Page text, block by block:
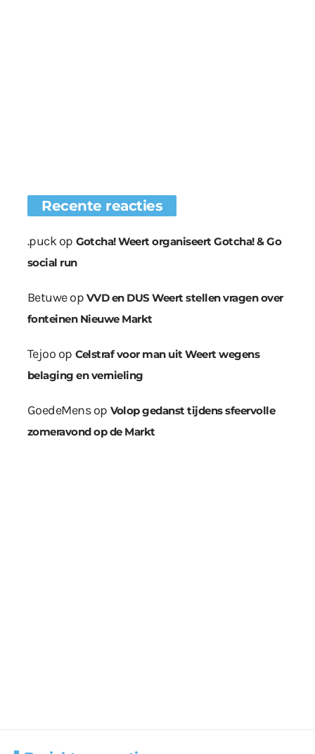
Recente reacties
.puckop Gotcha! Weert organiseert Gotcha! & Go
social run
Betuweop VVD en DUS Weert stellen vragen over
fonteinen Nieuwe Markt
Tejoo op Celstraf voor man uit Weert wegens
belaging en vernieling
GoedeMensop Volop gedanst tijdens sfeervolle
zomeravond op de Markt